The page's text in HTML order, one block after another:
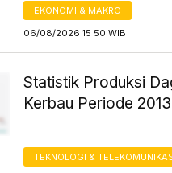
EKONOMI & MAKRO
06/08/2026 15:50 WIB
Statistik Produksi
Kerbau Periode
TEKNOLOGI &